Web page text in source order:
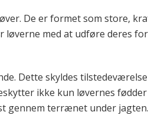
De er formet som store,
med at udføre deres
Dette skyldes
ikke kun løvernes fødder
gennem terrænet under jagten.